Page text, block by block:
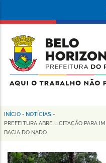
conteúdo
principal
da
Prefeitura
de
Horizonte
Trilha
de
navegação
INÍCIO - NOTÍCIAS -
PREFEITURA ABRE LICITAÇÃO PARA
BACIA DO NADO